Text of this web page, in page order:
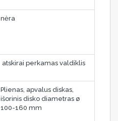
nėra
atskirai perkamas valdiklis
Plienas, apvalus diskas,
išorinis disko diametras ø
100-160 mm